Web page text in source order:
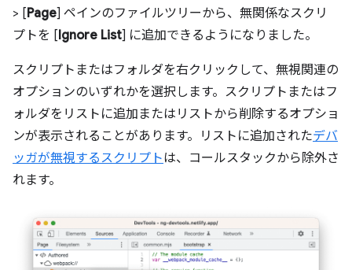
> [Page] ペインのファイルツリーから、無関係なスクリ
プトを [Ignore List] に追加できるようになりました。
スクリプトまたはフォルダを右クリックして、無視関連の
オプションのいずれかを選択します。スクリプトまたはフ
ォルダをリストに追加またはリストから削除するオプショ
ンが表示されることがあります。リストに追加されたデバ
ッガが無視するスクリプトは、コールスタックから除外さ
れます。